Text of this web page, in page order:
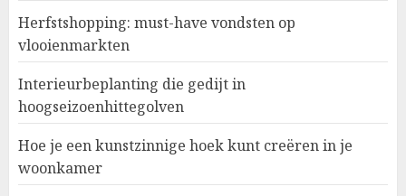
Herfstshopping: must-have vondsten op
vlooienmarkten
Interieurbeplanting die gedijt in
hoogseizoenhittegolven
Hoe je een kunstzinnige hoek kunt creëren in je
woonkamer